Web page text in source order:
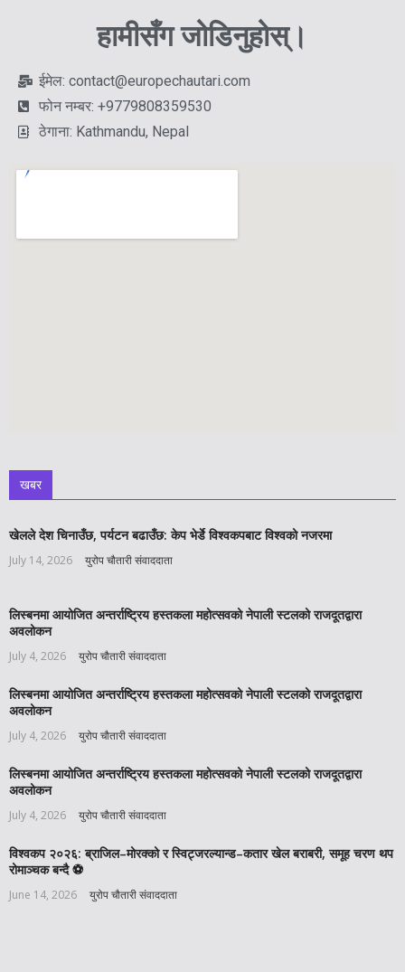
हामीसँग जोडिनुहोस्।
ईमेल: contact@europechautari.com
फोन नम्बर: +9779808359530
ठेगाना: Kathmandu, Nepal
खबर
खेलले देश चिनाउँछ, पर्यटन बढाउँछ: केप भेर्डे विश्वकपबाट विश्वको नजरमा
July 14, 2026 युरोप चौतारी संवाददाता
लिस्बनमा आयोजित अन्तर्राष्ट्रिय हस्तकला महोत्सवको नेपाली स्टलको राजदूतद्वारा
अवलोकन
July 4, 2026 युरोप चौतारी संवाददाता
लिस्बनमा आयोजित अन्तर्राष्ट्रिय हस्तकला महोत्सवको नेपाली स्टलको राजदूतद्वारा
अवलोकन
July 4, 2026 युरोप चौतारी संवाददाता
लिस्बनमा आयोजित अन्तर्राष्ट्रिय हस्तकला महोत्सवको नेपाली स्टलको राजदूतद्वारा
अवलोकन
July 4, 2026 युरोप चौतारी संवाददाता
विश्वकप २०२६: ब्राजिल–मोरक्को र स्विट्जरल्यान्ड–कतार खेल बराबरी, समूह चरण थप
रोमाञ्चक बन्दै ⚽️
June 14, 2026 युरोप चौतारी संवाददाता